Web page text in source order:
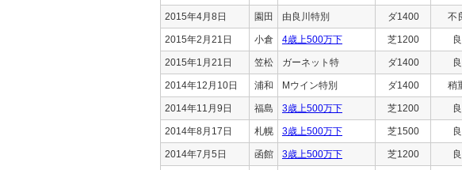
2015年4月8日 園田 由良川特別 ダ1400 不
2015年2月21日 小倉 4歳上500万下 芝1200 良
2015年1月21日 笠松 ガーネット特 ダ1400 良
2014年12月10日 浦和 Mウイン特別 ダ1400 稍
2014年11月9日 福島 3歳上500万下 芝1200 良
2014年8月17日 札幌 3歳上500万下 芝1500 良
2014年7月5日 函館 3歳上500万下 芝1200 良